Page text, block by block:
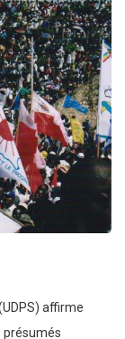
affirme
présumés